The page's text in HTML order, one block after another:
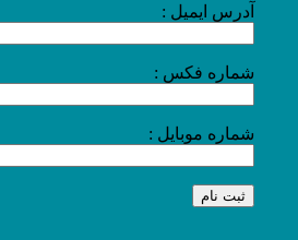
آدرس ایمیل :
شماره فکس :
شماره موبایل :